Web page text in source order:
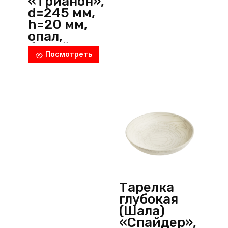
d=245 мм,
h=20 мм,
опал,
белый,
Arcoroc
Посмотреть
Тарелка
глубокая
(Шала)
«Спайдер»,